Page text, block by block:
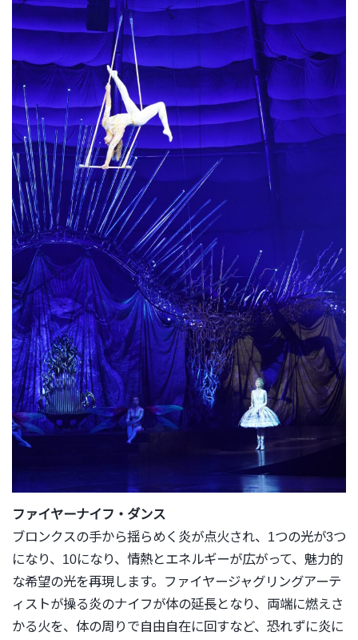
ファイヤーナイフ・ダンス
ブロンクスの手から揺らめく炎が点火され、 1つの光が3つ
になり、10になり、 情熱とエネルギーが広がって、魅力的
な希望の光を再現します。
ファイヤージャグリングアーテ
ィストが操る炎のナイフが体の延長となり、両端に燃えさ
かる火を、体の周りで自由自在に回すなど、 恐れずに炎に